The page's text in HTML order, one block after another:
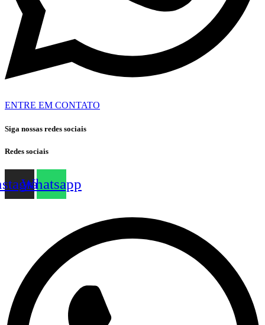
ENTRE EM CONTATO
Siga nossas redes sociais
Redes sociais
Whatsapp